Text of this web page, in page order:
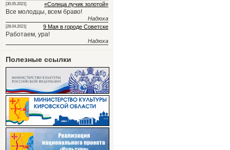
[30.05.2021] «Солнца лучик золотой»
Все молодцы, всем браво!
Надюха
[28.04.2021] 9 Мая в городе Советске
Работаем, ура!
Надюха
Полезные ссылки